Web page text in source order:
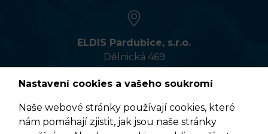
ELDIS Pardubice, s.r.o.
Dělnická 469
533 01 Pardubice
VÍCE INFORMACÍ
Nastavení cookies a vašeho soukromí
Naše webové stránky používají cookies, které
nám pomáhají zjistit, jak jsou naše stránky